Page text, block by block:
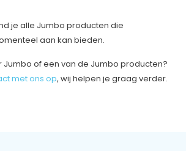
je alle Jumbo producten die
aan kan bieden.
Jumbo of een van de Jumbo producten?
met ons op, wij helpen je graag verder.